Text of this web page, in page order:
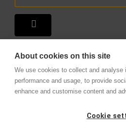
Copyright © 2025 – A Loja do Extintor .
About cookies on this site
We use cookies to collect and analyse
performance and usage, to provide
enhance and customise content and
Cookie